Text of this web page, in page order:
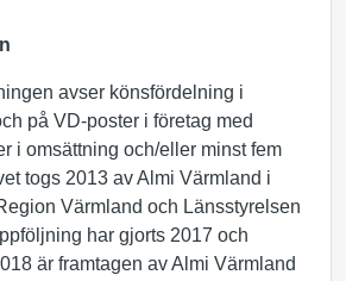
avser könsfördelning i
på VD-poster i företag med
i omsättning och/eller minst fem
togs 2013 av Almi Värmland i
Värmland och Länsstyrelsen
har gjorts 2017 och
är framtagen av Almi Värmland